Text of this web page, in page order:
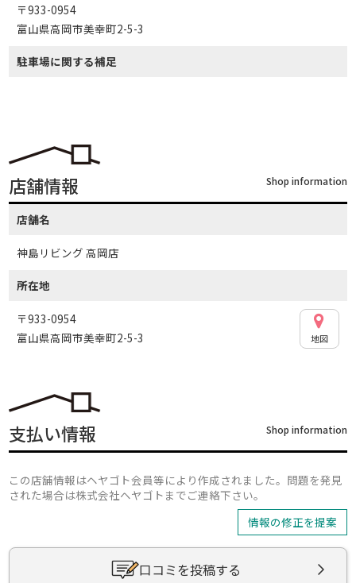
〒933-0954
富山県高岡市美幸町2-5-3
駐車場に関する補足
店舗情報 Shop information
店舗名
神島リビング 高岡店
所在地
〒933-0954
富山県高岡市美幸町2-5-3
地図
支払い情報 Shop information
この店舗情報はヘヤゴト会員等により作成されました。問題を発見
された場合は株式会社ヘヤゴトまでご連絡下さい。
情報の修正を提案
口コミを投稿する